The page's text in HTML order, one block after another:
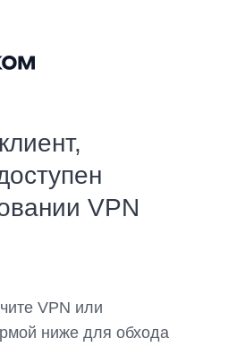
VPN
VPN или
ниже для обхода